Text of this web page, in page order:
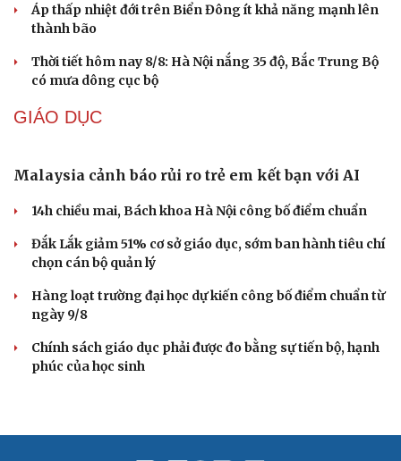
Áp thấp nhiệt đới trên Biển Đông ít khả năng mạnh lên
thành bão
Thời tiết hôm nay 8/8: Hà Nội nắng 35 độ, Bắc Trung Bộ
có mưa dông cục bộ
GIÁO DỤC
Malaysia cảnh báo rủi ro trẻ em kết bạn với AI
14h chiều mai, Bách khoa Hà Nội công bố điểm chuẩn
Đắk Lắk giảm 51% cơ sở giáo dục, sớm ban hành tiêu chí
chọn cán bộ quản lý
Hàng loạt trường đại học dự kiến công bố điểm chuẩn từ
ngày 9/8
Chính sách giáo dục phải được đo bằng sự tiến bộ, hạnh
phúc của học sinh